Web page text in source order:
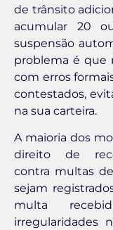
de trânsito
acumular 20
suspensão
problema é que
com erros
contestados,
na sua carteira.
A maioria dos
direito de
contra multas
sejam
multa
irregularidades